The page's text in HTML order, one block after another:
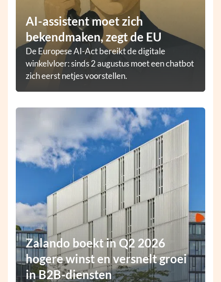
AI-assistent moet zich
bekendmaken, zegt de EU
De Europese AI-Act bereikt de digitale
winkelvloer: sinds 2 augustus moet een chatbot
zich eerst netjes voorstellen.
Zalando boekt in Q2 2026
hogere winst en versnelt groei
in B2B-diensten